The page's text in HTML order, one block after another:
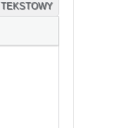
TEKSTOWY